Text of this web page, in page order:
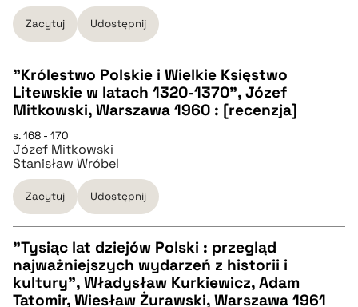
BIBTEX
pobierz cytat
Zacytuj Udostępnij
CZYSTY TEKST
pobierz cytat
BIBTEX
pobierz cytat
"Królestwo Polskie i Wielkie Księstwo
Litewskie w latach 1320-1370", Józef
Mitkowski, Warszawa 1960 : [recenzja]
s. 168 - 170
Józef Mitkowski
Stanisław Wróbel
Zacytuj Udostępnij
CZYSTY TEKST
"Tysiąc lat dziejów Polski : przegląd
najważniejszych wydarzeń z historii i
kultury", Władysław Kurkiewicz, Adam
Tatomir, Wiesław Żurawski, Warszawa 1961